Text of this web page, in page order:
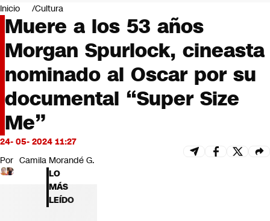
Negocios
Deportes
Programas completos
Cultura
Servicios
Bits
CNN tiempo
Futuro 360
Opinión
Inicio Cultura
Muere a los 53 años
Morgan Spurlock, cineasta
nominado al Oscar por su
documental “Super Size
Me”
24- 05- 2024 11:27
Por Camila Morandé G.
LO
MÁS
LEÍDO